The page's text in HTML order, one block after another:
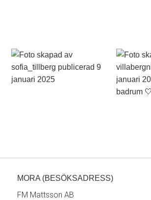
MORA (BESÖKSADRESS)
FM Mattsson AB